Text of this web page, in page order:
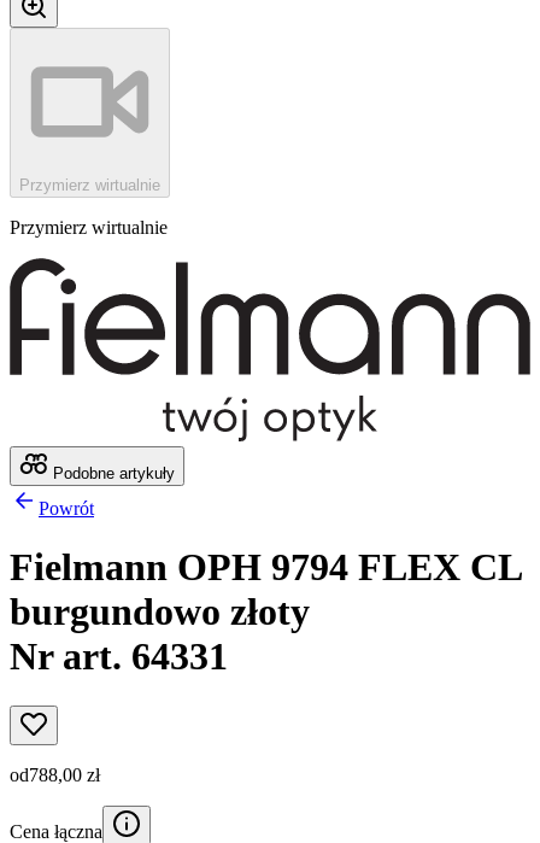
Przymierz wirtualnie
Przymierz wirtualnie
Podobne artykuły
Powrót
Fielmann OPH 9794 FLEX CL
burgundowo złoty
Nr art. 64331
od788,00 zł
Cena łączna